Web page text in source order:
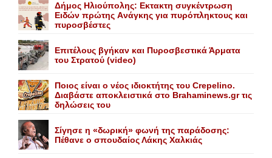
Δήμος Ηλιούπολης: Eκτακτη συγκέντρωση
Eιδών πρώτης Aνάγκης για πυρόπληκτους και
πυροσβέστες
Επιτέλους βγήκαν και Πυροσβεστικά Άρματα
του Στρατού (video)
Ποιος είναι ο νέος ιδιοκτήτης του Crepelino.
Διαβάστε αποκλειστικά στο Brahaminews.gr τις
δηλώσεις του
Σίγησε η «δωρική» φωνή της παράδοσης:
Πέθανε o σπουδαίος Λάκης Xαλκιάς